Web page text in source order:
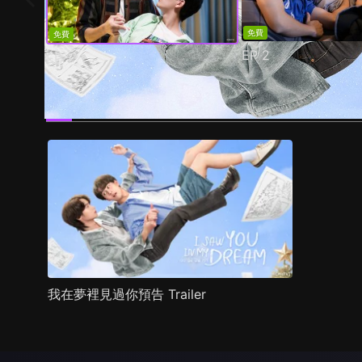
免費
EP1
免費
EP2
劇照 劇情介紹
我在夢裡見過你預告 Trailer